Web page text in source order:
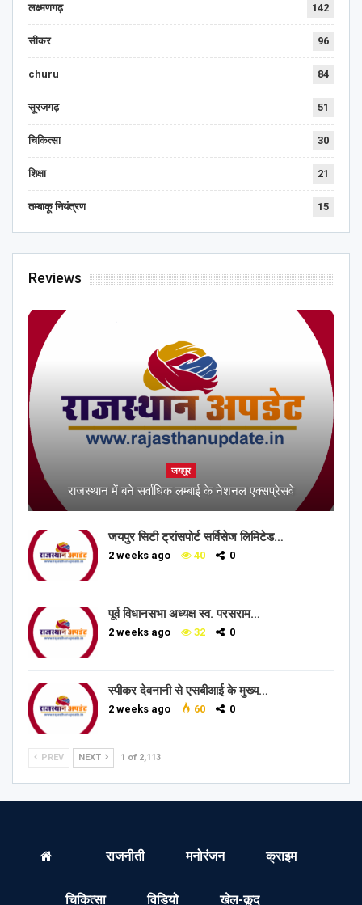
लक्ष्मणगढ़ 142
सीकर 96
churu 84
सूरजगढ़ 51
चिकित्सा 30
शिक्षा 21
तम्बाकू नियंत्रण 15
Reviews
जयपुर
राजस्थान में बने सर्वाधिक लम्बाई के नेशनल एक्सप्रेसवे
जयपुर सिटी ट्रांसपोर्ट सर्विसेज लिमिटेड…
2 weeks ago 40 0
पूर्व विधानसभा अध्यक्ष स्व. परसराम…
2 weeks ago 32 0
स्पीकर देवनानी से एसबीआई के मुख्य…
2 weeks ago 60 0
PREV NEXT 1 of 2,113
राजनीती मनोरंजन क्राइम
चिकित्सा विडियो खेल-कूद